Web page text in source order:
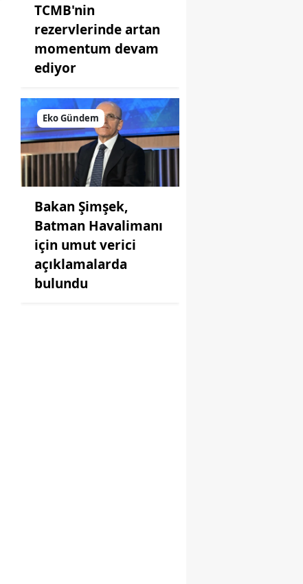
TCMB'nin
rezervlerinde artan
momentum devam
ediyor
Eko Gündem
Bakan Şimşek,
Batman Havalimanı
için umut verici
açıklamalarda
bulundu